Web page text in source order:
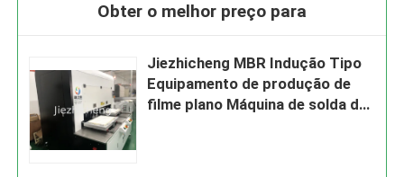
Obter o melhor preço para
Jiezhicheng MBR Indução Tipo
Equipamento de produção de
filme plano Máquina de solda de